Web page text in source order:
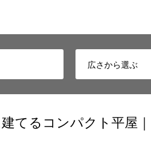
てるコンパクト平屋